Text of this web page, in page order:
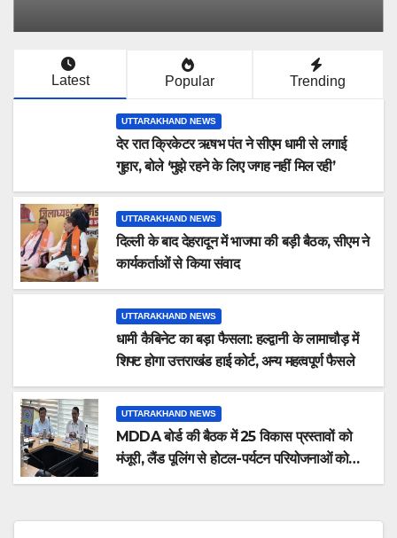
Latest Popular Trending
UTTARAKHAND NEWS
देर रात क्रिकेटर ऋषभ पंत ने सीएम धामी से लगाई
गुहार, बोले ‘मुझे रहने के लिए जगह नहीं मिल रही’
UTTARAKHAND NEWS
दिल्ली के बाद देहरादून में भाजपा की बड़ी बैठक, सीएम ने
कार्यकर्ताओं से किया संवाद
UTTARAKHAND NEWS
धामी कैबिनेट का बड़ा फैसला: हल्द्वानी के लामाचौड़ में
शिफ्ट होगा उत्तराखंड हाई कोर्ट, अन्य महत्वपूर्ण फैसले
UTTARAKHAND NEWS
MDDA बोर्ड की बैठक में 25 विकास प्रस्तावों को
मंजूरी, लैंड पूलिंग से होटल-पर्यटन परियोजनाओं को
मिलेगी रफ्तार